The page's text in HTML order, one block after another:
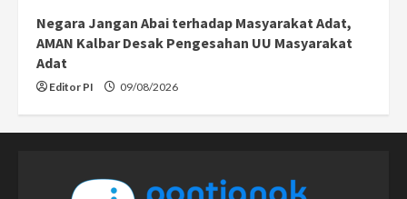
Negara Jangan Abai terhadap Masyarakat Adat,
AMAN Kalbar Desak Pengesahan UU Masyarakat
Adat
Editor PI 09/08/2026